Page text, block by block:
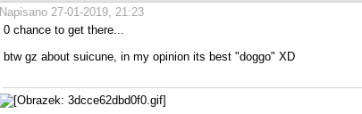
Napisano 27-01-2019, 21:23
0 chance to get there...
btw gz about suicune, in my opinion its best "doggo" XD